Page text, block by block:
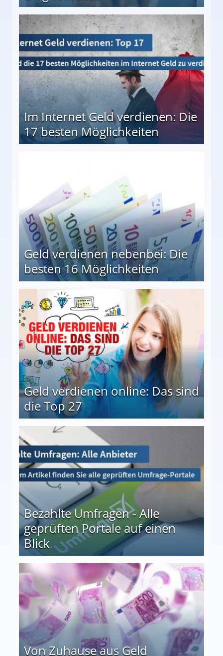
besten Möglichkeiten
Im Internet Geld verdienen: Die
17 besten Möglichkeiten
Geld verdienen nebenbei: Die
besten 16 Möglichkeiten
Geld verdienen online: Das sind
die Top 27
Bezahlte Umfragen - Alle
geprüften Portale auf einen
Blick
auf einen Blick
Von Zuhause aus Geld